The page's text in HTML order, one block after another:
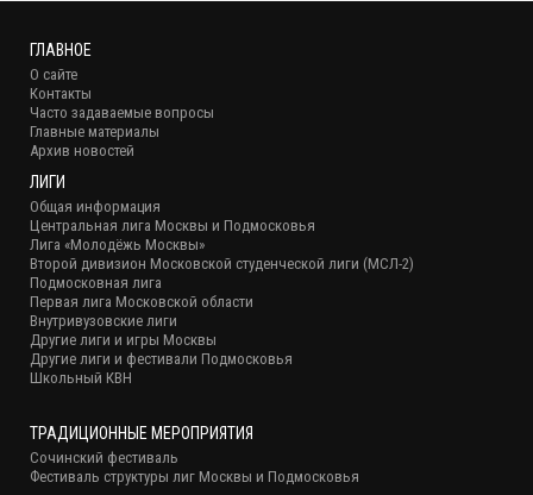
ГЛАВНОЕ
О сайте
Контакты
Часто задаваемые вопросы
Главные материалы
Архив новостей
ЛИГИ
Общая информация
Центральная лига Москвы и Подмосковья
Лига «Молодёжь Москвы»
Второй дивизион Московской студенческой лиги (МСЛ-2)
Подмосковная лига
Первая лига Московской области
Внутривузовские лиги
Другие лиги и игры Москвы
Другие лиги и фестивали Подмосковья
Школьный КВН
ТРАДИЦИОННЫЕ МЕРОПРИЯТИЯ
Сочинский фестиваль
Фестиваль структуры лиг Москвы и Подмосковья